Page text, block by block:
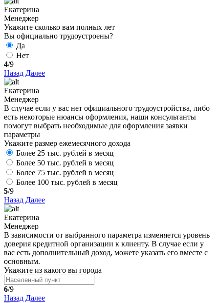
Екатерина
Менеджер
Укажите сколько вам полных лет
Вы официально трудоустроены?
Да
Нет
4/9
Назад Далее
Екатерина
Менеджер
В случае если у вас нет официального трудоустройства, либо
есть некоторые нюансы оформления, наши консультанты
помогут выбрать необходимые для оформления заявки
параметры
Укажите размер ежемесячного дохода
Более 25 тыс. рублей в месяц
Более 50 тыс. рублей в месяц
Более 75 тыс. рублей в месяц
Более 100 тыс. рублей в месяц
5/9
Назад Далее
Екатерина
Менеджер
В зависимости от выбранного параметра изменяется уровень
доверия кредитной организации к клиенту. В случае если у
вас есть дополнительный доход, можете указать его вместе с
основным.
Укажите из какого вы города
6/9
Назад Далее